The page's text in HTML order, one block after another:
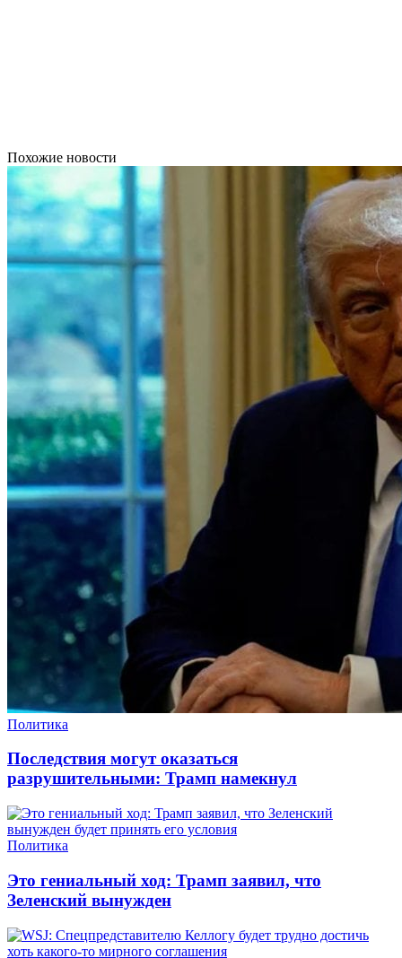
Похожие новости
Политика
Последствия могут оказаться
разрушительными: Трамп намекнул
Политика
Это гениальный ход: Трамп заявил, что
Зеленский вынужден